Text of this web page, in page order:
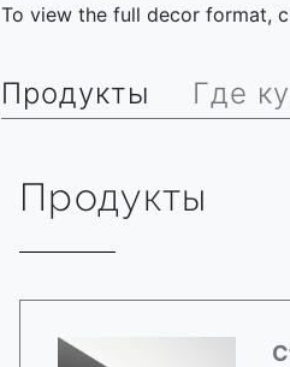
To view the full decor format,
Продукты Где
Продукты